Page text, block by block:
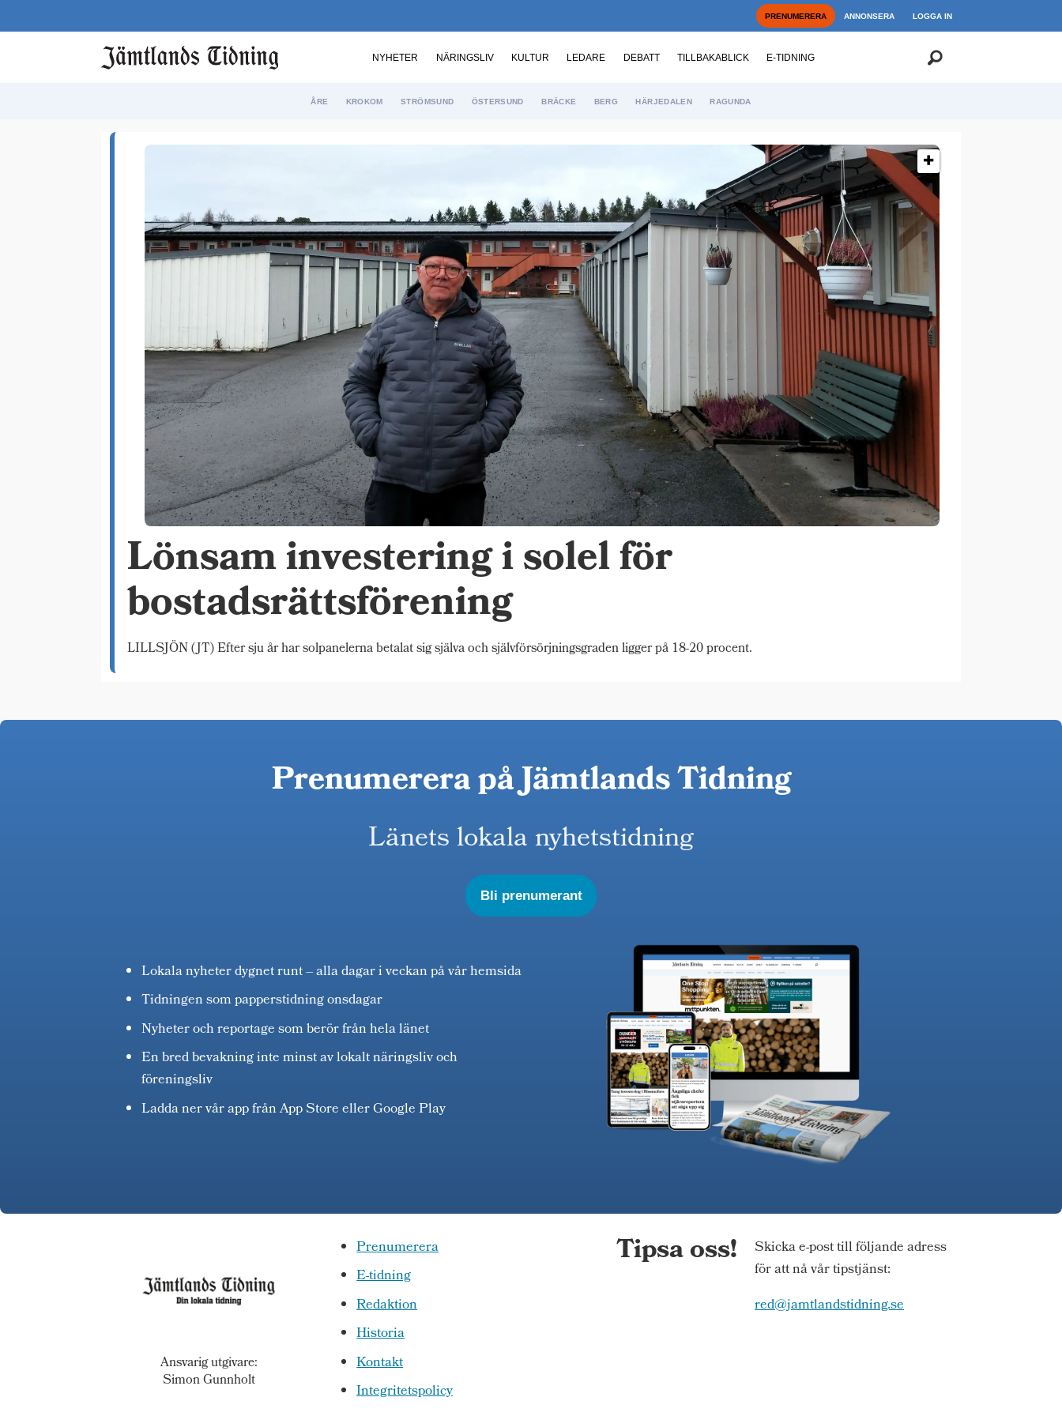
PRENUMERERA ANNONSERA LOGGA IN
NYHETER NÄRINGSLIV KULTUR LEDARE DEBATT TILLBAKABLICK E-TIDNING
ÅRE KROKOM STRÖMSUND ÖSTERSUND BRÄCKE BERG HÄRJEDALEN RAGUNDA
Lönsam investering i solel för
bostadsrättsförening
LILLSJÖN (JT) Efter sju år har solpanelerna betalat sig själva och självförsörjningsgraden ligger på 18-20 procent.
Prenumerera på Jämtlands Tidning
Länets lokala nyhetstidning
Bli prenumerant
Lokala nyheter dygnet runt – alla dagar i veckan på vår hemsida
Tidningen som papperstidning onsdagar
Nyheter och reportage som berör från hela länet
En bred bevakning inte minst av lokalt näringsliv och
föreningsliv
Ladda ner vår app från App Store eller Google Play
Ansvarig utgivare:
Simon Gunnholt
Prenumerera
E-tidning
Redaktion
Historia
Kontakt
Integritetspolicy
Tipsa oss!
Skicka e-post till följande adress
för att nå vår tipstjänst:
red@jamtlandstidning.se